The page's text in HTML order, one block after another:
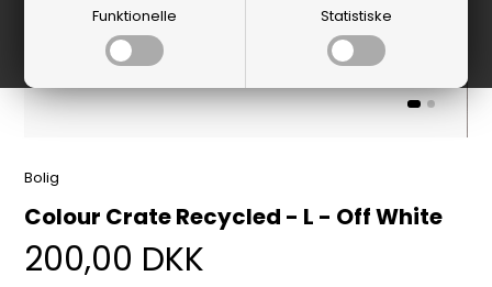
Funktionelle Statistiske
Bolig
Colour Crate Recycled - L - Off White
200,00 DKK